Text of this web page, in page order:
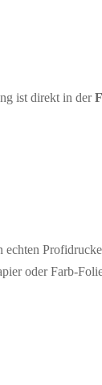
ist direkt in der
echten
oder Farb-